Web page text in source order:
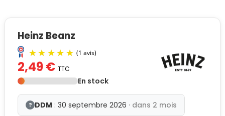
Heinz Beanz
2,49 € TTC
En stock
? DDM : 30 septembre 2026 · dans 2 mois